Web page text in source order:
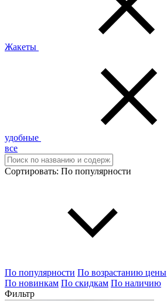
Жакеты
удобные
все
Сортировать: По популярности
По популярности По возрастанию цены
По новинкам По скидкам По наличию
Фильтр